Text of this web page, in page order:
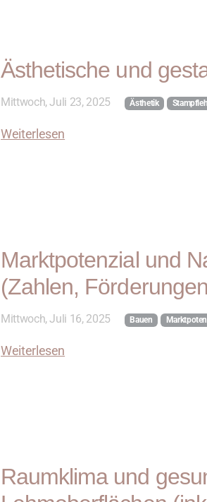
Ästhetische und
Mittwoch, Juli 23, 2025 Ästhetik
Weiterlesen
Marktpotenzial und
(Zahlen,
Mittwoch, Juli 16, 2025 Bauen
Weiterlesen
Raumklima und